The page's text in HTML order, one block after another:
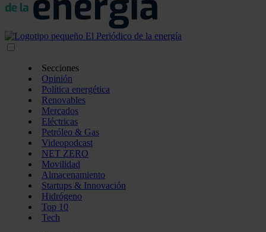
Secciones
Opinión
Política energética
Renovables
Mercados
Eléctricas
Petróleo & Gas
Videopodcast
NET ZERO
Movilidad
Almacenamiento
Startups & Innovación
Hidrógeno
Top 10
Tech